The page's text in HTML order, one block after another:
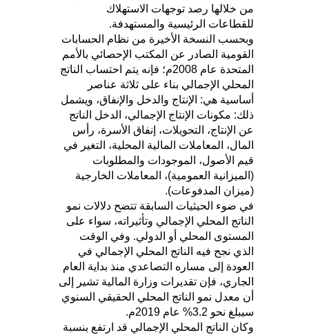
من خلالها رصد توجهات الاستهلاك
للقطاعات الرئيسية والمستهدفة.
وبحسب النسخة الأخيرة من نظام الحسابات
القومية الصادر عن المكتب الإحصائي بالأمم
المتحدة عام 2008م؛ فإنه يتم احتساب الناتج
المحلي الإجمالي بناء على ثلاثة عناصر
أساسية هي: الإنتاج والدخل والإنفاق، ويشمل
ذلك: مكونات الإنتاج الإجمالي، الدخل الناتج
عن الإنتاج، التحويلات، إنفاق الأسرة، رأس
المال، المعاملات المالية المحلية، التغير في
قيم الأصول، الموجودات والمطلوبات
(الميزانية العمومية)، المعاملات الخارجية
(ميزان المدفوعات).
في ضوء الحيثيات السابقة تتضح دلالات نمو
الناتج المحلي الإجمالي وتأثيراته، سواء على
المستوى المحلي أو الدولي. وفي الوقت
الذي نجح فيه الناتج المحلي الإجمالي في
العودة إلى مساره التصاعدي منذ بداية العام
الجاري، فإن تقديرات وزارة المالية تشير إلى
أن معدل نمو الناتج المحلي الحقيقي السنوي
سيبلغ نحو 3.2% عام 2019م.
وكان الناتج المحلي الإجمالي قد ارتفع بنسبة